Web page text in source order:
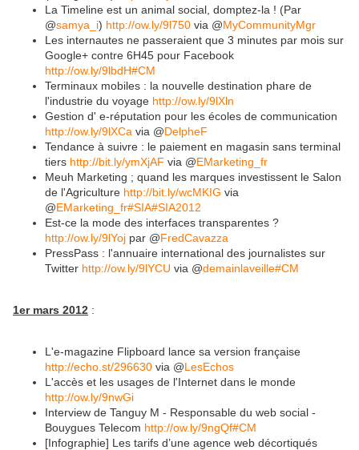
La Timeline est un animal social, domptez-la ! (Par
@samya_i) http://ow.ly/9l750 via @MyCommunityMgr
Les internautes ne passeraient que 3 minutes par mois sur
Google+ contre 6H45 pour Facebook
http://ow.ly/9lbdH#CM
Terminaux mobiles : la nouvelle destination phare de
l'industrie du voyage http://ow.ly/9lXln
Gestion d' e-réputation pour les écoles de communication
http://ow.ly/9lXCa via @DelpheF
Tendance à suivre : le paiement en magasin sans terminal
tiers http://bit.ly/ymXjAF via @EMarketing_fr
Meuh Marketing ; quand les marques investissent le Salon
de l'Agriculture http://bit.ly/wcMKIG via
@EMarketing_fr#SIA#SIA2012
Est-ce la mode des interfaces transparentes ?
http://ow.ly/9lYoj par @FredCavazza
PressPass : l'annuaire international des journalistes sur
Twitter http://ow.ly/9lYCU via @demainlaveille#CM
1er mars 2012 :
L'e-magazine Flipboard lance sa version française
http://echo.st/296630 via @LesEchos
L'accès et les usages de l'Internet dans le monde
http://ow.ly/9nwGi
Interview de Tanguy M - Responsable du web social -
Bouygues Telecom http://ow.ly/9ngQf#CM
[Infographie] Les tarifs d’une agence web décortiqués